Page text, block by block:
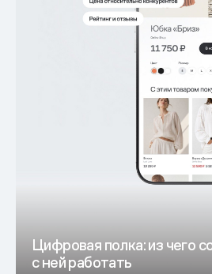
Цифровая полка: из чего
с ней работать